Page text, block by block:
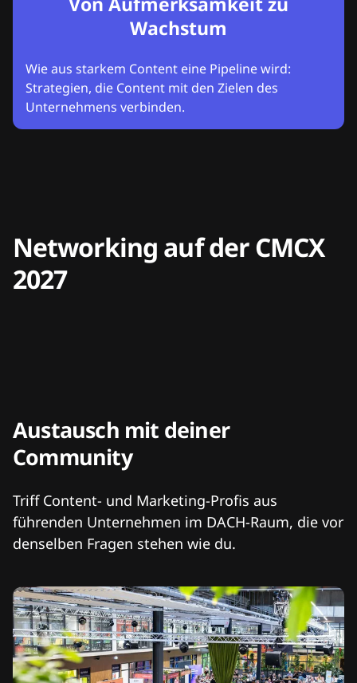
Wachstum
Wie aus starkem Content eine Pipeline wird:
Strategien, die Content mit den Zielen des
Unternehmens verbinden.
Networking auf der CMCX
2027
Austausch mit deiner
Community
Triff Content- und Marketing-Profis aus
führenden Unternehmen im DACH-Raum, die vor
denselben Fragen stehen wie du.